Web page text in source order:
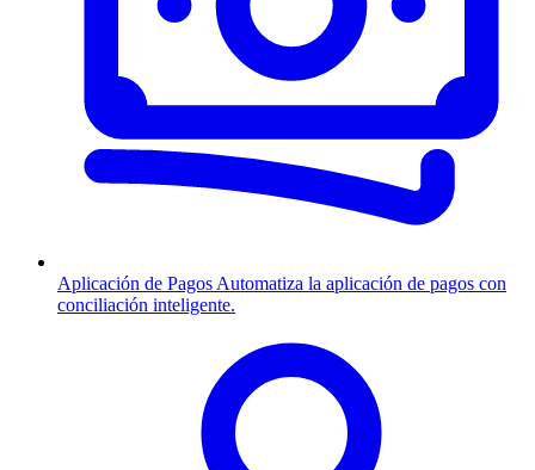
Aplicación de Pagos Automatiza la aplicación de pagos con
conciliación inteligente.